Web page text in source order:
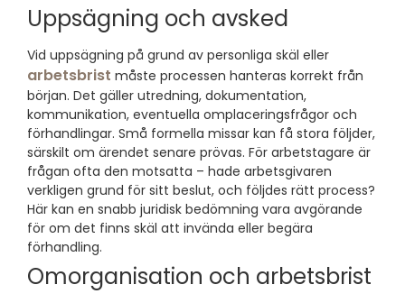
Uppsägning och avsked
Vid uppsägning på grund av personliga skäl eller
arbetsbrist måste processen hanteras korrekt från
början. Det gäller utredning, dokumentation,
kommunikation, eventuella omplaceringsfrågor och
förhandlingar. Små formella missar kan få stora följder,
särskilt om ärendet senare prövas. För arbetstagare är
frågan ofta den motsatta – hade arbetsgivaren
verkligen grund för sitt beslut, och följdes rätt process?
Här kan en snabb juridisk bedömning vara avgörande
för om det finns skäl att invända eller begära
förhandling.
Omorganisation och arbetsbrist